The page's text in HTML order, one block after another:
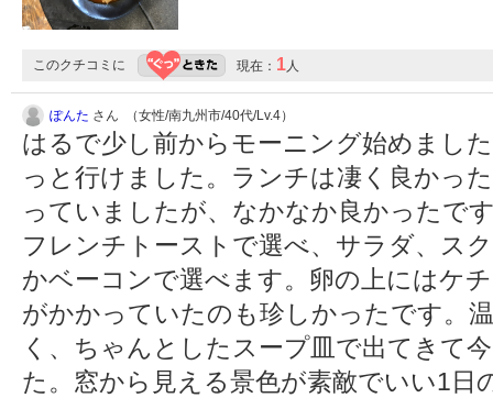
このクチコミに 現在： 1人
ぽんた さん （女性/南九州市/40代/Lv.4）
はるで少し前からモーニング始めまし
っと行けました。ランチは凄く良かっ
っていましたが、なかなか良かったで
フレンチトーストで選べ、サラダ、ス
かベーコンで選べます。卵の上にはケ
がかかっていたのも珍しかったです。
く、ちゃんとしたスープ皿で出てきて
た。窓から見える景色が素敵でいい1日